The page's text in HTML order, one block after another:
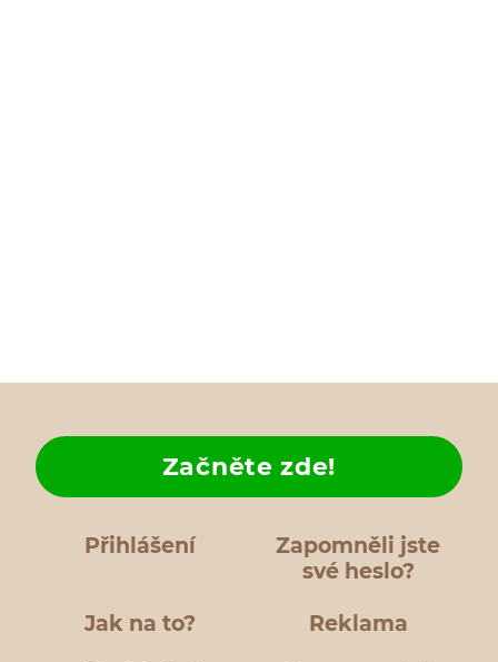
Přihlášení
Zapomněli jste
své heslo?
Jak na to?
Začněte zde!
Reklama